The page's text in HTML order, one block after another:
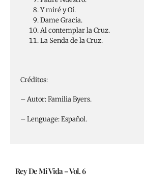
Y miré y Oí.
Dame Gracia.
Al contemplar la Cruz.
La Senda de la Cruz.
Créditos:
– Autor: Familia Byers.
– Lenguage: Español.
Rey De Mi Vida – Vol. 6